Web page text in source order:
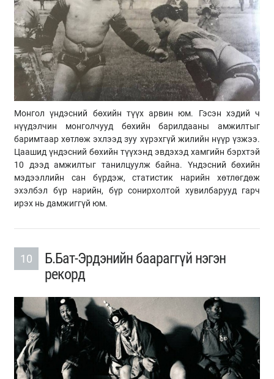
Монгол үндэсний бөхийн түүх арвин юм. Гэсэн хэдий ч
нүүдэлчин монголчууд бөхийн барилдааны амжилтыг
баримтаар хөтлөж эхлээд зуу хүрэхгүй жилийн нүүр үзжээ.
Цаашид үндэсний бөхийн түүхэнд эвдэхэд хамгийн бэрхтэй
10 дээд амжилтыг танилцуулж байна. Үндэсний бөхийн
мэдээллийн сан бүрдэж, статистик нарийн хөтлөгдөж
эхэлбэл бүр нарийн, бүр сонирхолтой хувилбарууд гарч
ирэх нь дамжиггүй юм.
10
Б.Бат-Эрдэнийн баараггүй нэгэн
рекорд